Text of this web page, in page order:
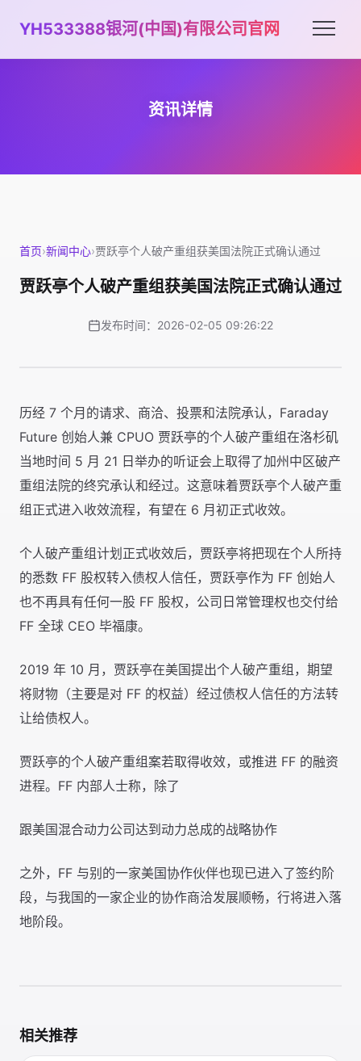
YH533388银河(中国)有限公司官网
资讯详情
首页›新闻中心›贾跃亭个人破产重组获美国法院正式确认通过
贾跃亭个人破产重组获美国法院正式确认通过
发布时间：2026-02-05 09:26:22
历经 7 个月的请求、商洽、投票和法院承认，Faraday
Future 创始人兼 CPUO 贾跃亭的个人破产重组在洛杉矶
当地时间 5 月 21 日举办的听证会上取得了加州中区破产
重组法院的终究承认和经过。这意味着贾跃亭个人破产重
组正式进入收效流程，有望在 6 月初正式收效。
个人破产重组计划正式收效后，贾跃亭将把现在个人所持
的悉数 FF 股权转入债权人信任，贾跃亭作为 FF 创始人
也不再具有任何一股 FF 股权，公司日常管理权也交付给
FF 全球 CEO 毕福康。
2019 年 10 月，贾跃亭在美国提出个人破产重组，期望
将财物（主要是对 FF 的权益）经过债权人信任的方法转
让给债权人。
贾跃亭的个人破产重组案若取得收效，或推进 FF 的融资
进程。FF 内部人士称，除了
跟美国混合动力公司达到动力总成的战略协作
之外，FF 与别的一家美国协作伙伴也现已进入了签约阶
段，与我国的一家企业的协作商洽发展顺畅，行将进入落
地阶段。
相关推荐